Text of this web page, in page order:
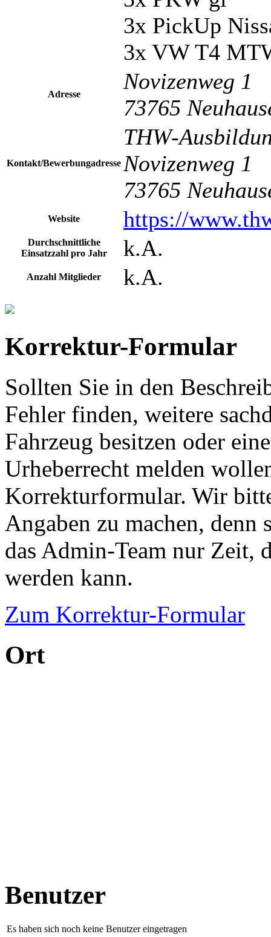
3x PickUp
3x VW T4
Adresse
Novizenweg 1
73765
Kontakt/Bewerbungadresse
THW-
Novizenweg 1
73765
Website https://
Durchschnittliche
Einsatzzahl pro Jahr
k.A.
Anzahl Mitglieder k.A.
Korrektur-Formular
Sollten Sie in den
Fehler finden, weitere
Fahrzeug besitzen oder
Urheberrecht melden
Korrekturformular. Wir
Angaben zu machen,
das Admin-Team nur Zeit,
werden kann.
Zum Korrektur-Formular
Ort
Benutzer
Es haben sich noch keine Benutzer eingetragen